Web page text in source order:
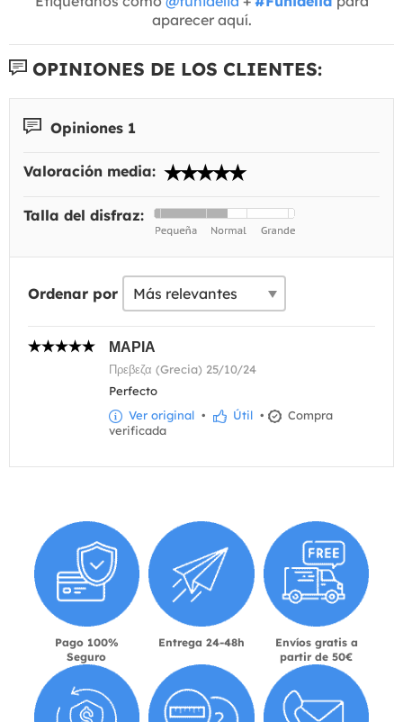
aparecer aquí.
OPINIONES DE LOS CLIENTES:
Opiniones 1
Valoración media:
Talla del disfraz:
Ordenar por
ΜΑΡΙΑ
Πρεβεζα (Grecia) 25/10/24
Perfecto
Ver original • Útil •
Compra
verificada
Pago 100%
Seguro
Entrega 24-48h
Envíos gratis a
partir de 50€